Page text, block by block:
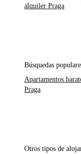
alquiler Praga
Búsquedas
Apartamentos
Praga
Otros tipos de